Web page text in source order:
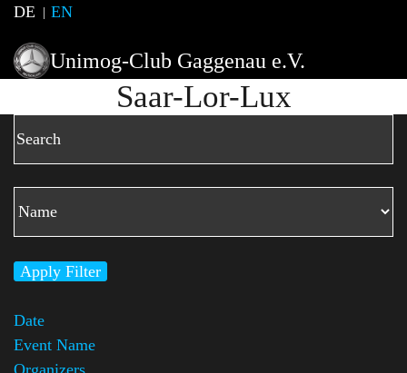
DE EN
Unimog-Club Gaggenau e.V.
Saar-Lor-Lux
Apply Filter
Date
Event Name
Organizers